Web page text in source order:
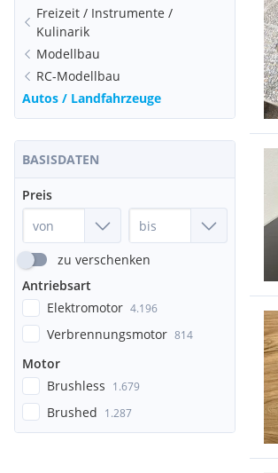
Freizeit / Instrumente /
Kulinarik
Modellbau
RC-Modellbau
Autos / Landfahrzeuge
BASISDATEN
Preis
zu verschenken
Antriebsart
Elektromotor 4.196
Verbrennungsmotor 814
Motor
Brushless 1.679
Brushed 1.287